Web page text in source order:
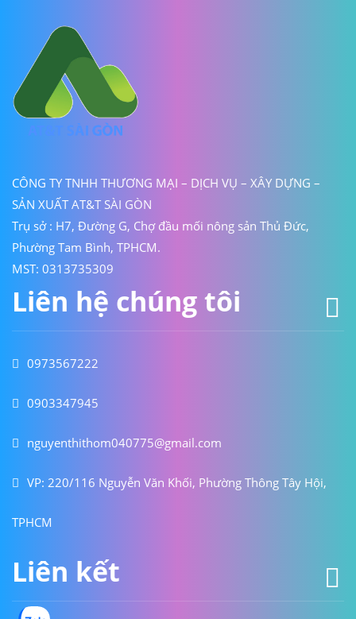
CÔNG TY TNHH THƯƠNG MẠI – DỊCH VỤ – XÂY DỰNG –
SẢN XUẤT AT&T SÀI GÒN
Trụ sở : H7, Đường G, Chợ đầu mối nông sản Thủ Đức,
Phường Tam Bình, TPHCM.
MST: 0313735309
Liên hệ chúng tôi
0973567222
0903347945
nguyenthithom040775@gmail.com
VP: 220/116 Nguyễn Văn Khối, Phường Thông Tây Hội,
TPHCM
Liên kết